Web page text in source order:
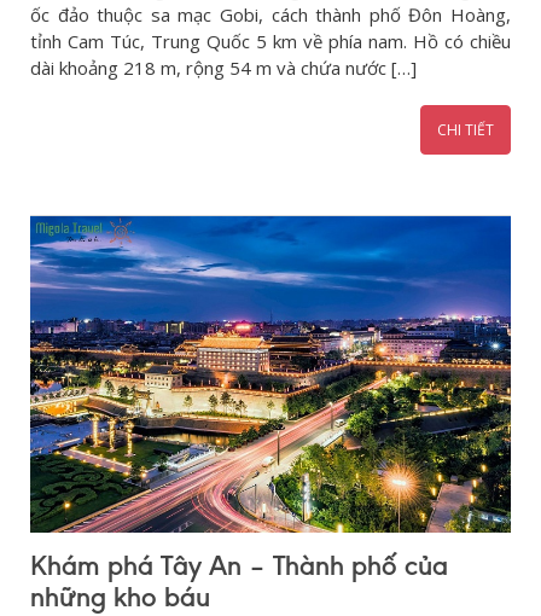
ốc đảo thuộc sa mạc Gobi, cách thành phố Đôn Hoàng,
tỉnh Cam Túc, Trung Quốc 5 km về phía nam. Hồ có chiều
dài khoảng 218 m, rộng 54 m và chứa nước […]
CHI TIẾT
Khám phá Tây An – Thành phố của
những kho báu